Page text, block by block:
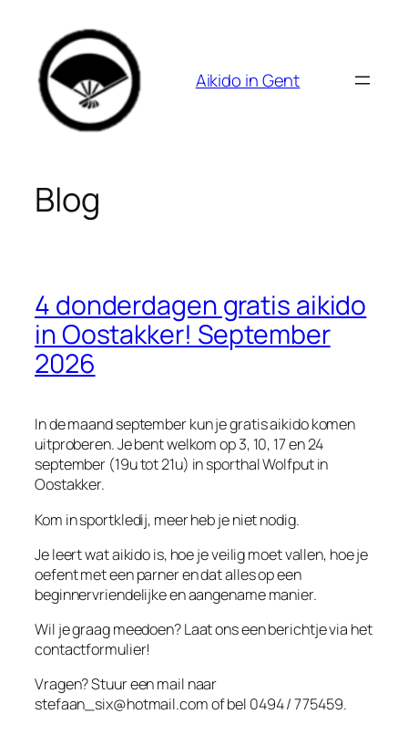
inhoud
Aikido in Gent
Blog
4 donderdagen gratis aikido
in Oostakker! September
2026
In de maand september kun je gratis aikido komen
uitproberen. Je bent welkom op 3, 10, 17 en 24
september (19u tot 21u) in sporthal Wolfput in
Oostakker.
Kom in sportkledij, meer heb je niet nodig.
Je leert wat aikido is, hoe je veilig moet vallen, hoe je
oefent met een parner en dat alles op een
beginnervriendelijke en aangename manier.
Wil je graag meedoen? Laat ons een berichtje via het
contactformulier!
Vragen? Stuur een mail naar
stefaan_six@hotmail.comof bel 0494 / 775459.